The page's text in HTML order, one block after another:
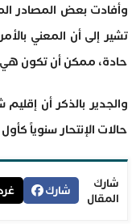
وأفادت بعض المصادر
تشير إلى أن المعني
حادة، ممكن أن تكون هي
والجدير بالذكر أن
حالات الإنتحار سنوياً
شارك
المقال
شارك